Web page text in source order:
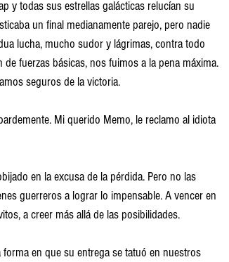
y todas sus estrellas galácticas relucían su
un final medianamente parejo, pero nadie
lucha, mucho sudor y lágrimas, contra todo
fuerzas básicas, nos fuimos a la pena máxima.
seguros de la victoria.
Mi querido Memo, le reclamo al idiota
en la excusa de la pérdida. Pero no las
guerreros a lograr lo impensable. A vencer en
a creer más allá de las posibilidades.
en que su entrega se tatuó en nuestros